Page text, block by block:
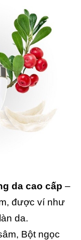
da cao cấp –
được ví như
da.
Bột ngọc